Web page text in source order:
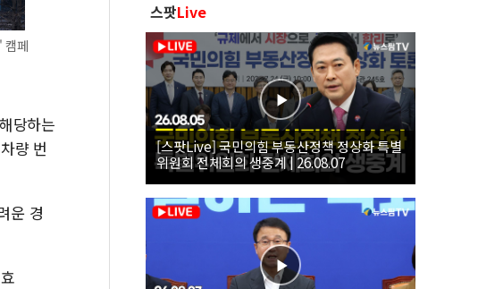
캠페
당하는
량 번
운 경
스팟Live
[스팟Live] 국민의힘 부동산정책 정상화 특별
위원회 전체회의 생중계 | 26.08.07